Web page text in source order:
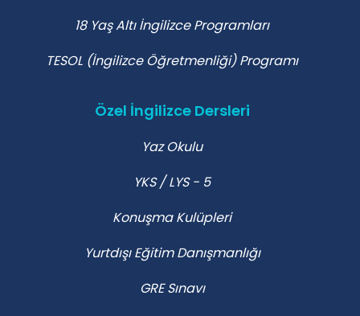
18 Yaş Altı İngilizce Programları
TESOL (İngilizce Öğretmenliği) Programı
Özel İngilizce Dersleri
Yaz Okulu
YKS / LYS - 5
Konuşma Kulüpleri
Yurtdışı Eğitim Danışmanlığı
GRE Sınavı